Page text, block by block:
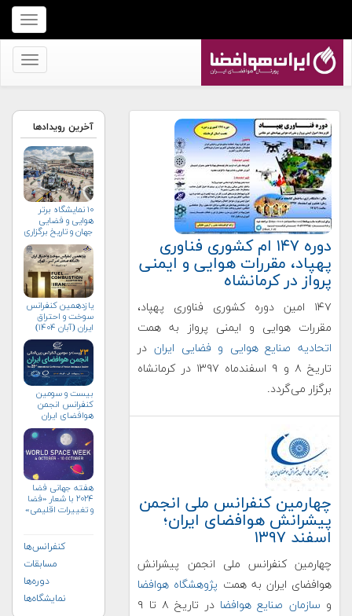
برای
نمایش
منو
برای
کنید
دوره ۱۴۷ ام کشوری فناوری
پهپاد، مقررات هوایی و ایمنی
پرواز در کرمانشاه
۱۴۷ امین دوره کشوری فناوری پهپاد،
مقررات هوایی و ایمنی پرواز به همت
اتحادیه صنایع هوایی و فضایی ایران در
تاریخ ۸ و ۹ اسفندماه ۱۳۹۷ در کرمانشاه
برگزار می‌گردد.
چهارمین کنفرانس ملی انجمن
پیشرانش هوافضای ایران؛
اسفند ۱۳۹۷
چهارمین کنفرانس ملی انجمن پیشرانش
هوافضای ایران به همت پژوهشگاه هوافضا
و سازمان صنایع هوافضا
در تاریخ ۸ تا ۹
آخرین رویدادها
۱۰ نمایشگاه برتر
هوایی و فضایی
جهان و تاریخ برگزاری
آن‌ها
یازدهمین کنفرانس
سوخت و احتراق
ایران (آبان‌ ۱۴۰۴)
بیست و سومین
کنفرانس انجمن
هوافضای ايران
هفته جهانی فضا
۲۰۲۴ با شعار «فضا
و تغییرات اقلیمی»
کنفرانس‌ها
مسابقات
دوره‌ها
نمایشگاه‌ها